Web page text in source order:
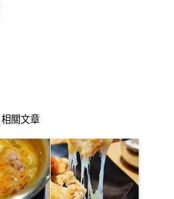
相關文章